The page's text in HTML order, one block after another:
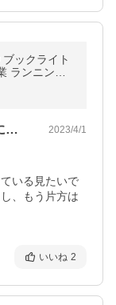
ックライト
ランニング
階調光 父の
母にプレゼントしました。散歩の時に使っ… 2023/4/1
いる見たいで
、もう片方は
いいね 2